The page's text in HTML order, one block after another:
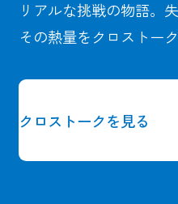
リアルな挑戦の物語。
その熱量をクロストー
クロストークを見る